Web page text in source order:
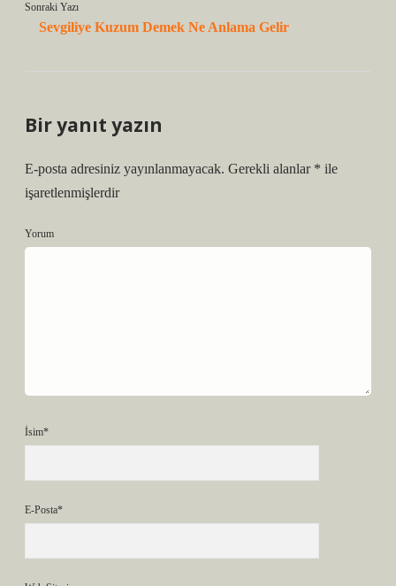
Sonraki Yazı
Sevgiliye Kuzum Demek Ne Anlama Gelir
Bir yanıt yazın
E-posta adresiniz yayınlanmayacak. Gerekli alanlar * ile
işaretlenmişlerdir
Yorum
İsim*
E-Posta*